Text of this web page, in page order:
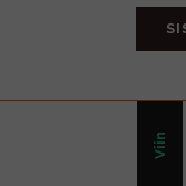
Viin